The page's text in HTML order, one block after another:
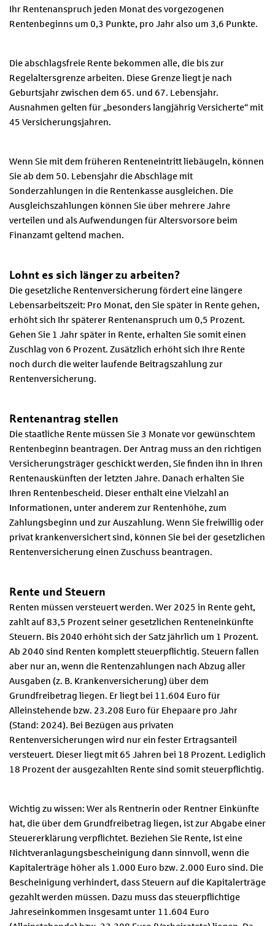
Ihr Rentenanspruch jeden Monat des vorgezogenen
Rentenbeginns um 0,3 Punkte, pro Jahr also um 3,6 Punkte.
Die abschlagsfreie Rente bekommen alle, die bis zur
Regelaltersgrenze arbeiten. Diese Grenze liegt je nach
Geburtsjahr zwischen dem 65. und 67. Lebensjahr.
Ausnahmen gelten für „besonders langjährig Versicherte“ mit
45 Versicherungsjahren.
Wenn Sie mit dem früheren Renteneintritt liebäugeln, können
Sie ab dem 50. Lebensjahr die Abschläge mit
Sonderzahlungen in die Rentenkasse ausgleichen. Die
Ausgleichszahlungen können Sie über mehrere Jahre
verteilen und als Aufwendungen für Altersvorsore beim
Finanzamt geltend machen.
Lohnt es sich länger zu arbeiten?
Die gesetzliche Rentenversicherung fördert eine längere
Lebensarbeitszeit: Pro Monat, den Sie später in Rente gehen,
erhöht sich Ihr späterer Rentenanspruch um 0,5 Prozent.
Gehen Sie 1 Jahr später in Rente, erhalten Sie somit einen
Zuschlag von 6 Prozent. Zusätzlich erhöht sich Ihre Rente
noch durch die weiter laufende Beitragszahlung zur
Rentenversicherung.
Rentenantrag stellen
Die staatliche Rente müssen Sie 3 Monate vor gewünschtem
Rentenbeginn beantragen. Der Antrag muss an den richtigen
Versicherungsträger geschickt werden, Sie finden ihn in Ihren
Rentenauskünften der letzten Jahre. Danach erhalten Sie
Ihren Rentenbescheid. Dieser enthält eine Vielzahl an
Informationen, unter anderem zur Rentenhöhe, zum
Zahlungsbeginn und zur Auszahlung. Wenn Sie freiwillig oder
privat krankenversichert sind, können Sie bei der gesetzlichen
Rentenversicherung einen Zuschuss beantragen.
Rente und Steuern
Renten müssen versteuert werden. Wer 2025 in Rente geht,
zahlt auf 83,5 Prozent seiner gesetzlichen Renteneinkünfte
Steuern. Bis 2040 erhöht sich der Satz jährlich um 1 Prozent.
Ab 2040 sind Renten komplett steuerpflichtig. Steuern fallen
aber nur an, wenn die Rentenzahlungen nach Abzug aller
Ausgaben (z. B. Krankenversicherung) über dem
Grundfreibetrag liegen. Er liegt bei 11.604 Euro für
Alleinstehende bzw. 23.208 Euro für Ehepaare pro Jahr
(Stand: 2024). Bei Bezügen aus privaten
Rentenversicherungen wird nur ein fester Ertragsanteil
versteuert. Dieser liegt mit 65 Jahren bei 18 Prozent. Lediglich
18 Prozent der ausgezahlten Rente sind somit steuerpflichtig.
Wichtig zu wissen: Wer als Rentnerin oder Rentner Einkünfte
hat, die über dem Grundfreibetrag liegen, ist zur Abgabe einer
Steuererklärung verpflichtet. Beziehen Sie Rente, ist eine
Nichtveranlagungsbescheinigung dann sinnvoll, wenn die
Kapitalerträge höher als 1.000 Euro bzw. 2.000 Euro sind. Die
Bescheinigung verhindert, dass Steuern auf die Kapitalerträge
gezahlt werden müssen. Dazu muss das steuerpflichtige
Jahreseinkommen insgesamt unter 11.604 Euro